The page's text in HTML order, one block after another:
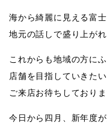
海から綺麗に見える富
地元の話しで盛り上が
これからも地域の方に
店舗を目指していきたい
ご来店お待ちしておりま
今日から四月、新年度